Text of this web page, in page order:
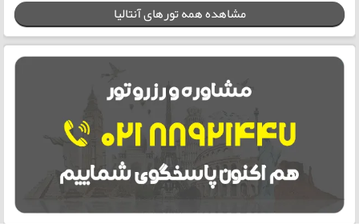
مشاهده همه تورهای آنتالیا